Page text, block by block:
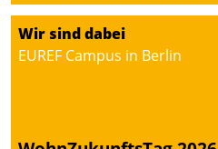
Wir sind dabei
EUREF Campus in Berlin